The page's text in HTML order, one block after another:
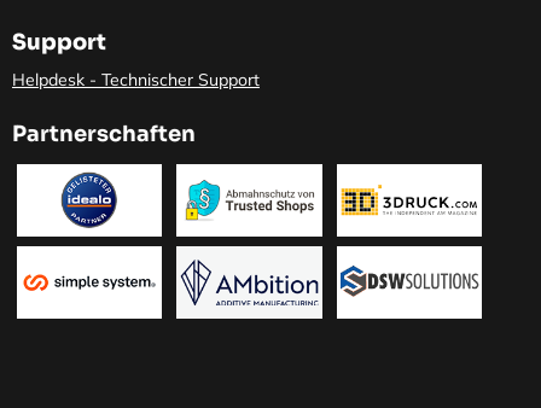
Support
Helpdesk - Technischer Support
Partnerschaften